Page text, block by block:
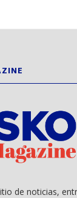
de noticias,